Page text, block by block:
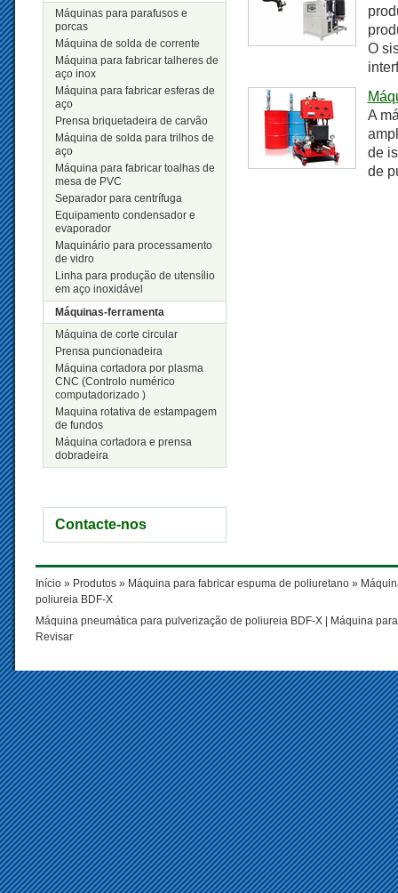
Máquinas para parafusos e
porcas
Máquina de solda de corrente
Máquina para fabricar talheres de
aço inox
Máquina para fabricar esferas de
aço
Prensa briquetadeira de carvão
Máquina de solda para trilhos de
aço
Máquina para fabricar toalhas de
mesa de PVC
Separador para centrífuga
Equipamento condensador e
evaporador
Maquinário para processamento
de vidro
Linha para produção de utensílio
em aço inoxidável
Máquinas-ferramenta
Máquina de corte circular
Prensa puncionadeira
Máquina cortadora por plasma
CNC (Controlo numérico
computadorizado )
Maquina rotativa de estampagem
de fundos
Máquina cortadora e prensa
dobradeira
Contacte-nos
O
A
de
de
Início » Produtos » Máquina para fabricar espuma de poliuretano »
poliureia BDF-X
Máquina pneumática para pulverização de poliureia BDF-X
Máquina
Revisar